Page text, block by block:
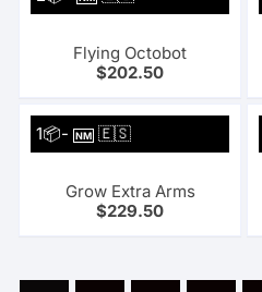
Flying Octobot
$202.50
1📦-NM 🇪🇸
Grow Extra Arms
$229.50